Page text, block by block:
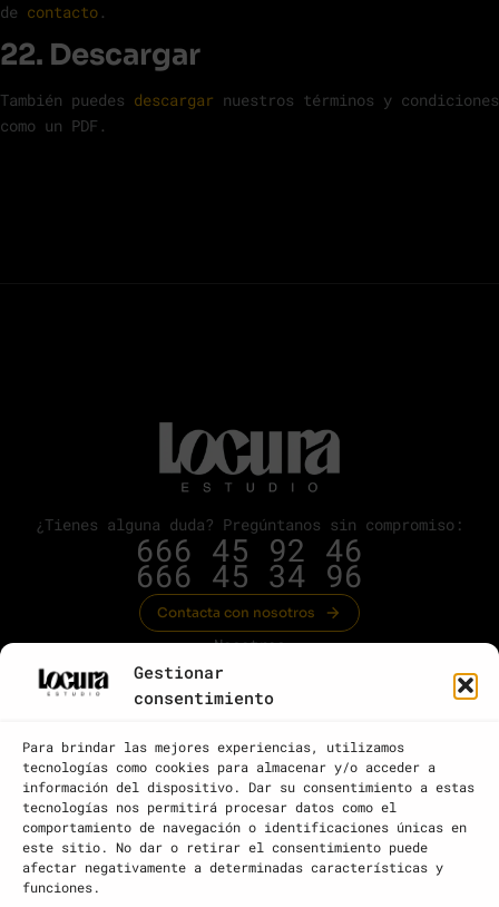
Gestionar
consentimiento
Para brindar las mejores experiencias, utilizamos
tecnologías como cookies para almacenar y/o acceder a
información del dispositivo. Dar su consentimiento a estas
tecnologías nos permitirá procesar datos como el
comportamiento de navegación o identificaciones únicas en
este sitio. No dar o retirar el consentimiento puede
afectar negativamente a determinadas características y
funciones.
de contacto .
22. Descargar
También puedes descargar nuestros términos y condiciones
como un PDF.
¿Tienes alguna duda? Pregúntanos sin compromiso:
666 45 92 46
666 45 34 96
Contacta con nosotros
Nosotros
Servicios
Blog
Contacto
Aviso legal
Términos y condiciones